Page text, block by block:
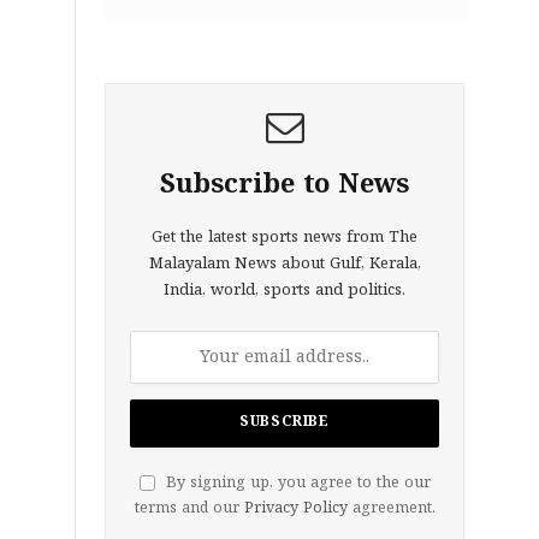
Subscribe to News
Get the latest sports news from The
Malayalam News about Gulf, Kerala,
India, world, sports and politics.
By signing up, you agree to the our
terms and our Privacy Policyagreement.